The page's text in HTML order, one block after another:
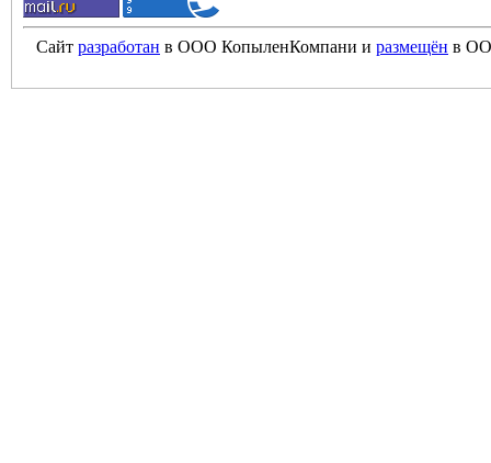
Сайт разработан в ООО КопыленКомпани и размещён в